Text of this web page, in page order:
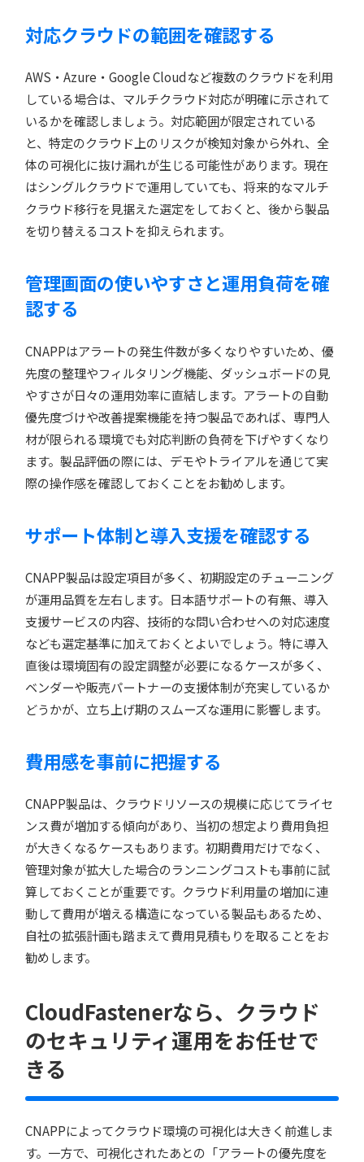
対応クラウドの範囲を確認する
AWS・Azure・Google Cloudなど複数のクラウドを利用
している場合は、マルチクラウド対応が明確に示されて
いるかを確認しましょう。対応範囲が限定されている
と、特定のクラウド上のリスクが検知対象から外れ、全
体の可視化に抜け漏れが生じる可能性があります。現在
はシングルクラウドで運用していても、将来的なマルチ
クラウド移行を見据えた選定をしておくと、後から製品
を切り替えるコストを抑えられます。
管理画面の使いやすさと運用負荷を確
認する
CNAPPはアラートの発生件数が多くなりやすいため、優
先度の整理やフィルタリング機能、ダッシュボードの見
やすさが日々の運用効率に直結します。アラートの自動
優先度づけや改善提案機能を持つ製品であれば、専門人
材が限られる環境でも対応判断の負荷を下げやすくなり
ます。製品評価の際には、デモやトライアルを通じて実
際の操作感を確認しておくことをお勧めします。
サポート体制と導入支援を確認する
CNAPP製品は設定項目が多く、初期設定のチューニング
が運用品質を左右します。日本語サポートの有無、導入
支援サービスの内容、技術的な問い合わせへの対応速度
なども選定基準に加えておくとよいでしょう。特に導入
直後は環境固有の設定調整が必要になるケースが多く、
ベンダーや販売パートナーの支援体制が充実しているか
どうかが、立ち上げ期のスムーズな運用に影響します。
費用感を事前に把握する
CNAPP製品は、クラウドリソースの規模に応じてライセ
ンス費が増加する傾向があり、当初の想定より費用負担
が大きくなるケースもあります。初期費用だけでなく、
管理対象が拡大した場合のランニングコストも事前に試
算しておくことが重要です。クラウド利用量の増加に連
動して費用が増える構造になっている製品もあるため、
自社の拡張計画も踏まえて費用見積もりを取ることをお
勧めします。
CloudFastenerなら、クラウド
のセキュリティ運用をお任せで
きる
CNAPPによってクラウド環境の可視化は大きく前進しま
す。一方で、可視化されたあとの「アラートの優先度を